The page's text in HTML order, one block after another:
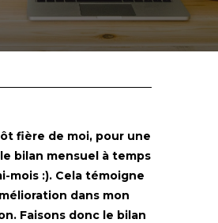
fière de moi, pour une
bilan mensuel à temps
mois :). Cela témoigne
dans mon
Faisons donc le bilan